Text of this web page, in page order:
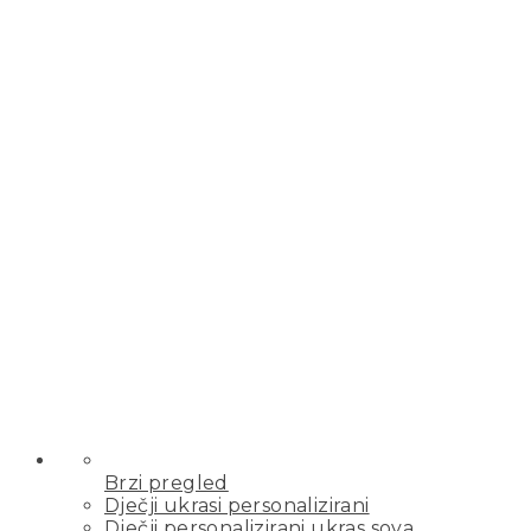
Brzi pregled
Dječji ukrasi personalizirani